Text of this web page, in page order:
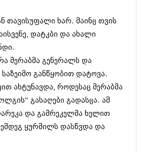
თავისუფალი ხარ. მაინც თვის
დატკბი და ახალი
მერაბმა გენერალს და
საზეიმო განწყობით დატოვა.
ახტუნავდა, როდესაც მერაბმა
გასაღები გადასცა. ამ
და გამრეკელმა ხელით
ყურმილს დასწვდა და